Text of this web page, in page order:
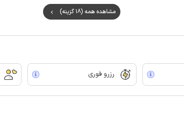
مشاهده همه (18 گزینه)
رزرو فوری